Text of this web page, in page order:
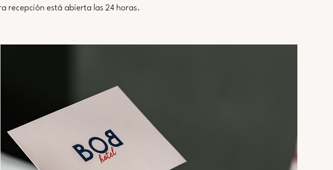
recepción está abierta las 24 horas.